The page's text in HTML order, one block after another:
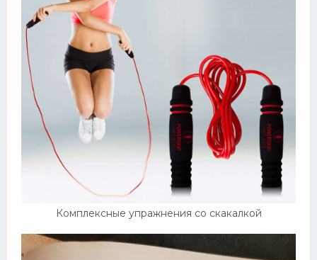
Комплексные упражнения со скакалкой